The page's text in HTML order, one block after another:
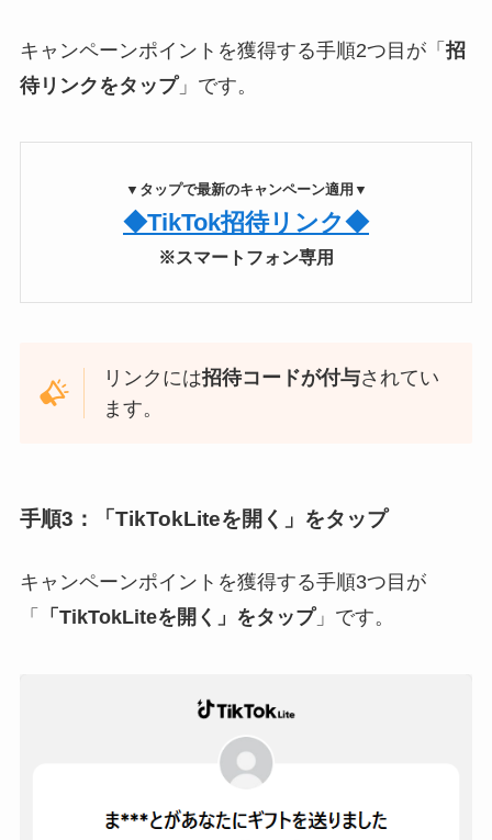
キャンペーンポイントを獲得する手順2つ目が「 招
待リンクをタップ」です。
▼タップで最新のキャンペーン適用▼
◆TikTok招待リンク◆
※スマートフォン専用
リンクには招待コードが付与されてい
ます。
手順3：「TikTokLiteを開く」をタップ
キャンペーンポイントを獲得する手順3つ目が
「
「TikTokLiteを開く」をタップ」です。